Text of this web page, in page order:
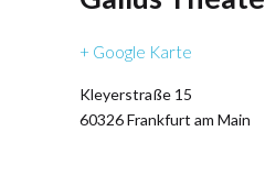
+ Google Karte
Kleyerstraße 15
60326Frankfurt am Main